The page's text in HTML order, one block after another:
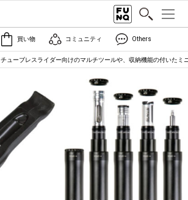
買い物 コミュニティ Others
チューブレスライダー向けのマルチツールや、収納機能の付いた